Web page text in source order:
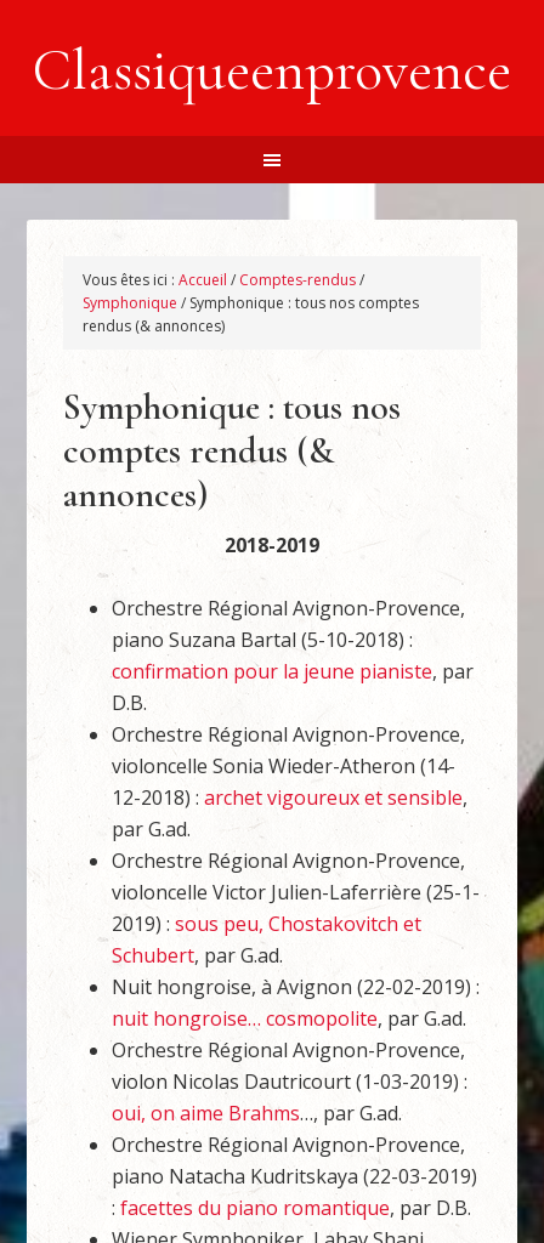
Classiqueenprovence
Vous êtes ici :Accueil / Comptes-rendus/
Symphonique / Symphonique : tous nos comptes
rendus (& annonces)
Symphonique : tous nos
comptes rendus (&
annonces)
2018-2019
Orchestre Régional Avignon-Provence,
piano Suzana Bartal (5-10-2018) :
confirmation pour la jeune pianiste, par
D.B.
Orchestre Régional Avignon-Provence,
violoncelle Sonia Wieder-Atheron (14-
12-2018) :archet vigoureux et sensible,
par G.ad.
Orchestre Régional Avignon-Provence,
violoncelle Victor Julien-Laferrière (25-1-
2019) :sous peu, Chostakovitch et
Schubert, par G.ad.
Nuit hongroise, à Avignon (22-02-2019) :
nuit hongroise… cosmopolite, par G.ad.
Orchestre Régional Avignon-Provence,
violon Nicolas Dautricourt (1-03-2019) :
oui, on aime Brahms…, par G.ad.
Orchestre Régional Avignon-Provence,
piano Natacha Kudritskaya (22-03-2019)
:facettes du piano romantique, par D.B.